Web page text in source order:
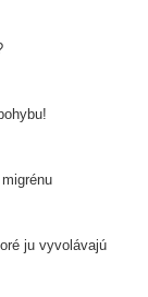
ju vyvolávajú